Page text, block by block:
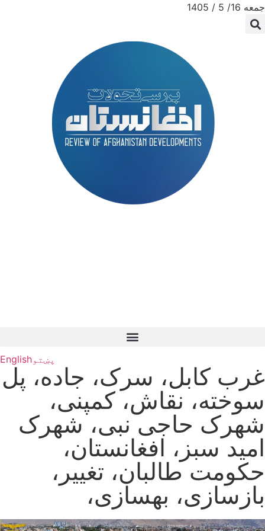
جمعه 16/ 5 / 1405
پښتوEnglish
غرب کابل، سرک، جاده، پل
سوخته، نقاش، کمپنی،
شهرک حاجی نبی، شهرک
امید سبز، افغانستان،
حکومت طالبان، تغییر،
بازسازی، بهسازی،